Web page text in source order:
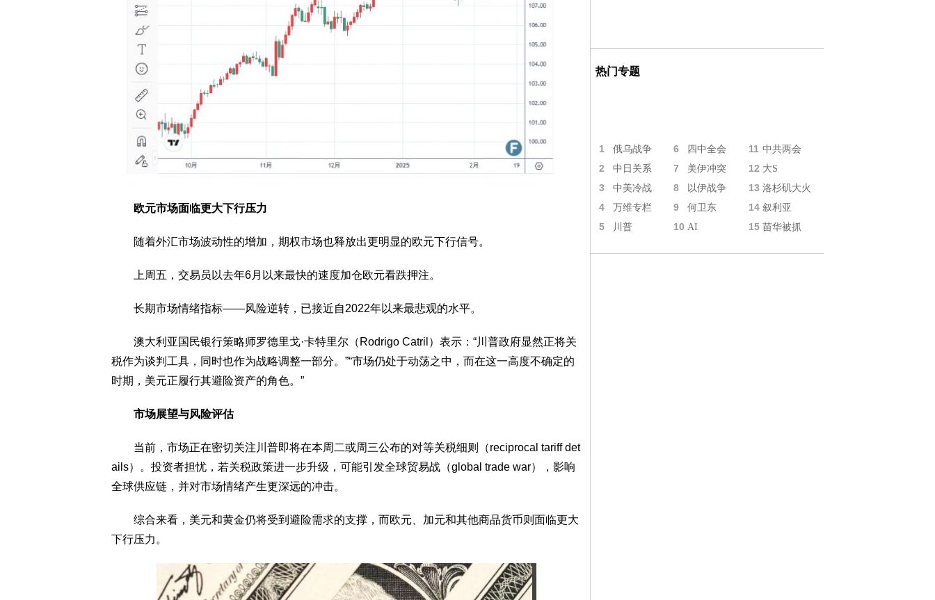
欧元市场面临更大下行压力
随着外汇市场波动性的增加，期权市场也释放出更明显的欧元下行信号。
上周五，交易员以去年6月以来最快的速度加仓欧元看跌押注。
长期市场情绪指标——风险逆转，已接近自2022年以来最悲观的水平。
澳大利亚国民银行策略师罗德里戈·卡特里尔（Rodrigo Catril）表示：“川普政府显然正将关
税作为谈判工具，同时也作为战略调整一部分。”“市场仍处于动荡之中，而在这一高度不确定的
时期，美元正履行其避险资产的角色。”
市场展望与风险评估
当前，市场正在密切关注川普即将在本周二或周三公布的对等关税细则（reciprocal tariff det
ails）。投资者担忧，若关税政策进一步升级，可能引发全球贸易战（global trade war），影响
全球供应链，并对市场情绪产生更深远的冲击。
综合来看，美元和黄金仍将受到避险需求的支撑，而欧元、加元和其他商品货币则面临更大
下行压力。
热门专题
1 俄乌战争 6 四中全会 11 中共两会
2 中日关系 7 美伊冲突 12 大S
3 中美冷战 8 以伊战争 13 洛杉矶大火
4 万维专栏 9 何卫东 14 叙利亚
5 川普 10 AI 15 苗华被抓